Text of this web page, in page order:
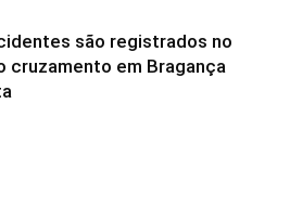
são registrados no
cruzamento em Bragança